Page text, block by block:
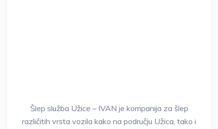
Šlep služba Užice – IVAN je kompanija za šlep
različitih vrsta vozila kako na području Užica, tako i